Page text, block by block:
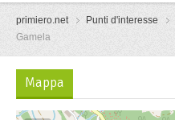
primiero.net Punti d'interesse
Gamela
Mappa